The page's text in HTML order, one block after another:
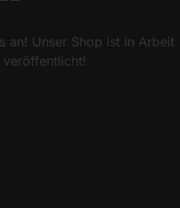
an! Unser Shop ist in Arbeit